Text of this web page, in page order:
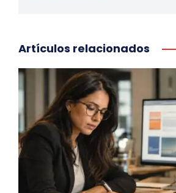
Artículos relacionados